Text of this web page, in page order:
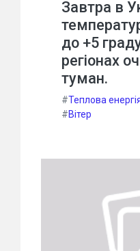
Завтра в
до +5
регіонах
туман.
#Теплова
#Вітер